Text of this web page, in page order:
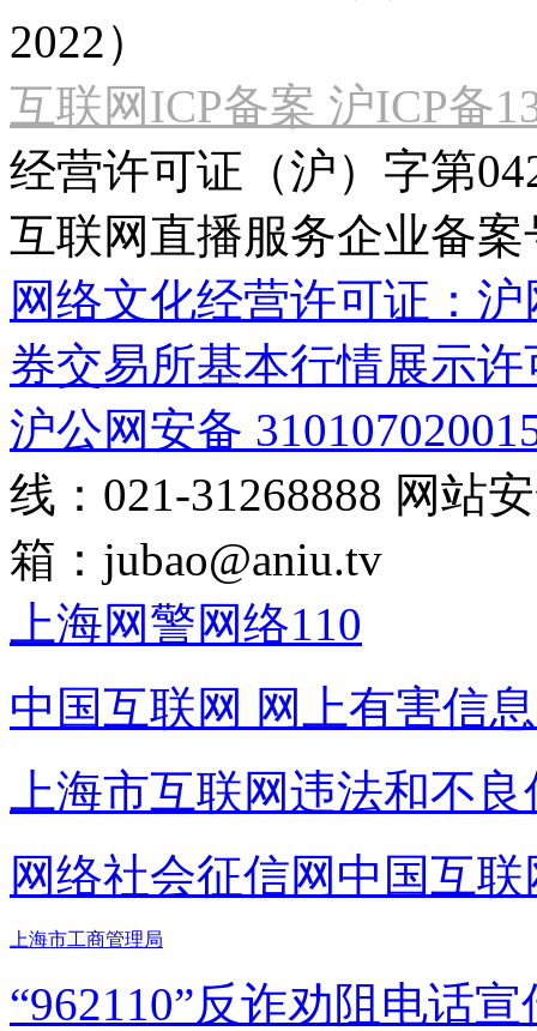
2022）
互联网ICP备案 沪ICP备
经营许可证（沪）字第
互联网直播服务企业备案
网络文化经营许可证：
券交易所基本行情展示许
沪公网安备
线：021-31268888 网站
箱： jubao@aniu.tv
上海网警网络110
中国互联网 网上有害信
上海市互联网违法和不
网络社会征信网 中国互
上海市工商管理局
“962110”反诈劝阻电话宣